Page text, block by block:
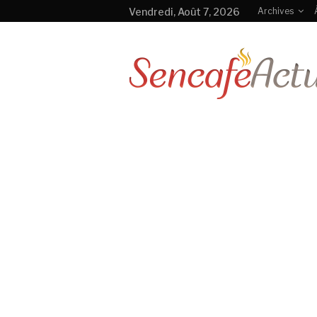
Vendredi, Août 7, 2026 Archives